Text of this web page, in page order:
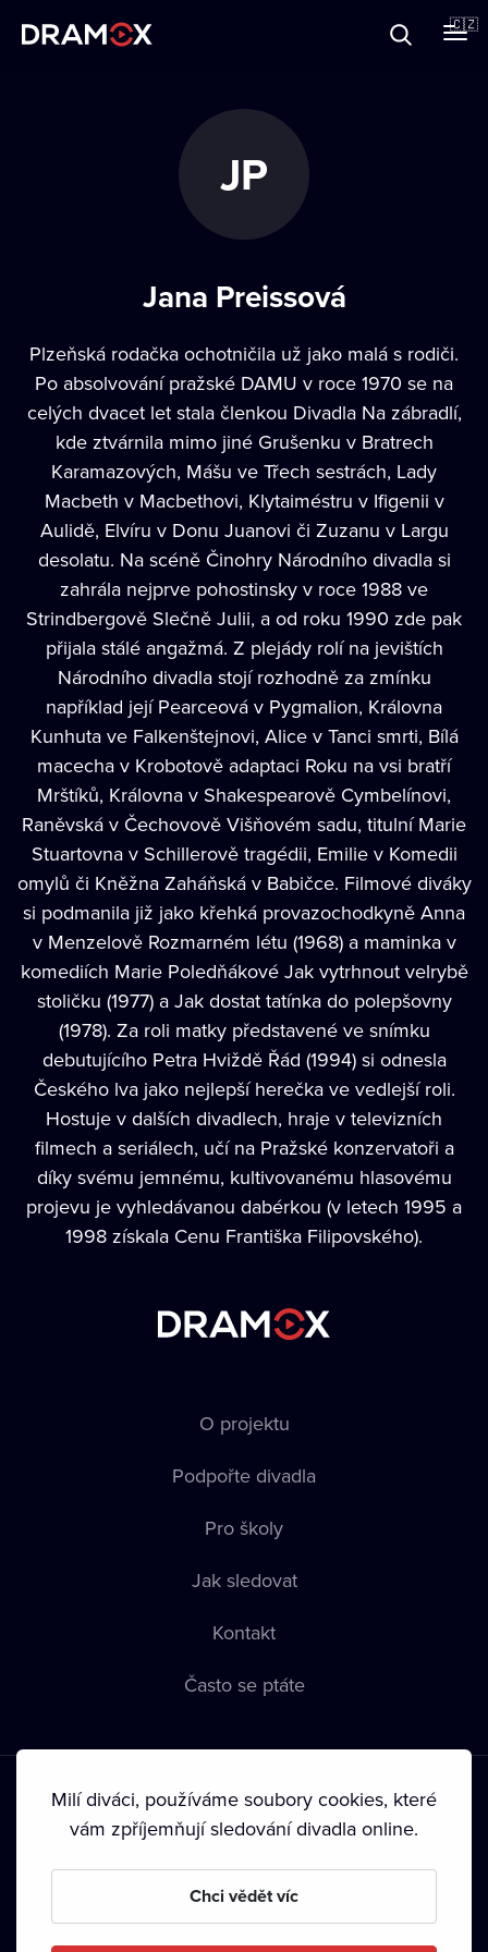
🇨🇿
JP
Jana Preissová
Plzeňská rodačka ochotničila už jako malá s rodiči.
Po absolvování pražské DAMU v roce 1970 se na
celých dvacet let stala členkou Divadla Na zábradlí,
kde ztvárnila mimo jiné Grušenku v Bratrech
Karamazových, Mášu ve Třech sestrách, Lady
Macbeth v Macbethovi, Klytaiméstru v Ifigenii v
Aulidě, Elvíru v Donu Juanovi či Zuzanu v Largu
desolatu. Na scéně Činohry Národního divadla si
zahrála nejprve pohostinsky v roce 1988 ve
Strindbergově Slečně Julii, a od roku 1990 zde pak
přijala stálé angažmá. Z plejády rolí na jevištích
Národního divadla stojí rozhodně za zmínku
například její Pearceová v Pygmalion, Královna
Kunhuta ve Falkenštejnovi, Alice v Tanci smrti, Bílá
macecha v Krobotově adaptaci Roku na vsi bratří
Mrštíků, Královna v Shakespearově Cymbelínovi,
Raněvská v Čechovově Višňovém sadu, titulní Marie
Stuartovna v Schillerově tragédii, Emilie v Komedii
omylů či Kněžna Zaháňská v Babičce. Filmové diváky
si podmanila již jako křehká provazochodkyně Anna
v Menzelově Rozmarném létu (1968) a maminka v
komediích Marie Poledňákové Jak vytrhnout velrybě
stoličku (1977) a Jak dostat tatínka do polepšovny
(1978). Za roli matky představené ve snímku
debutujícího Petra Hviždě Řád (1994) si odnesla
Českého lva jako nejlepší herečka ve vedlejší roli.
Hostuje v dalších divadlech, hraje v televizních
filmech a seriálech, učí na Pražské konzervatoři a
díky svému jemnému, kultivovanému hlasovému
projevu je vyhledávanou dabérkou (v letech 1995 a
1998 získala Cenu Františka Filipovského).
O projektu
Podpořte divadla
Pro školy
Jak sledovat
Kontakt
Často se ptáte
Podmínky používání • Ochrana soukromí • Zásady používání
• Autorská práva•
Milí diváci, používáme soubory cookies, které
vám zpříjemňují sledování divadla online.
Chci vědět víc